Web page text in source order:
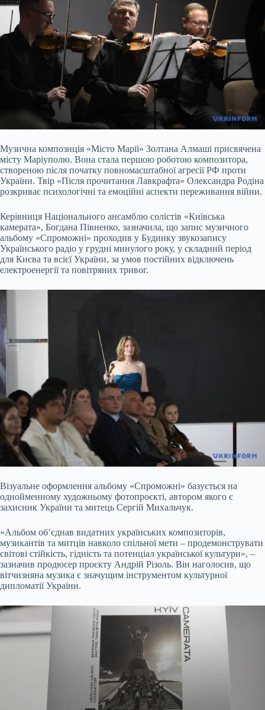
Музична композиція «Місто Марії» Золтана Алмаші присвячена
місту Маріуполю. Вона стала першою роботою композитора,
створеною після початку повномасштабної агресії РФ проти
України. Твір «Після прочитання Лавкрафта» Олександра Родіна
розкриває психологічні та емоційні аспекти переживання війни.
Керівниця Національного ансамблю солістів «Київська
камерата», Богдана Півненко, зазначила, що запис музичного
альбому «Спроможні» проходив у Будинку звукозапису
Українського радіо у грудні минулого року, у складний період
для Києва та всієї України, за умов постійних відключень
електроенергії та повітряних тривог.
Візуальне оформлення альбому «Спроможні» базується на
однойменному художньому фотопроєкті, автором якого є
захисник України та митець Сергій Михальчук.
«Альбом об’єднав видатних українських композиторів,
музикантів та митців навколо спільної мети – продемонструвати
світові стійкість, гідність та потенціал української культури», –
зазначив продюсер проєкту Андрій Різоль. Він наголосив, що
вітчизняна музика є значущим інструментом культурної
дипломатії України.